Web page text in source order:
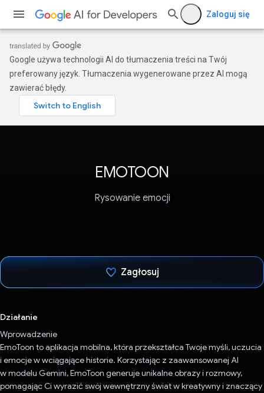
Zaloguj się
Google używa technologii AI do tłumaczenia treści na Twój
preferowany język. Tłumaczenia wygenerowane przez AI mogą
zawierać błędy.
EMOTOON
Rysowanie emocji
Zagłosuj
Działanie
Wprowadzenie
EmoToon to aplikacja mobilna, która przekształca Twoje myśli, uczucia
i emocje w wciągające historie. Korzystając z zaawansowanej AI
w modelu Gemini, EmoToon generuje unikalne obrazy i rozmowy,
pomagając Ci wyrazić swój wewnętrzny świat w kreatywny i znaczący